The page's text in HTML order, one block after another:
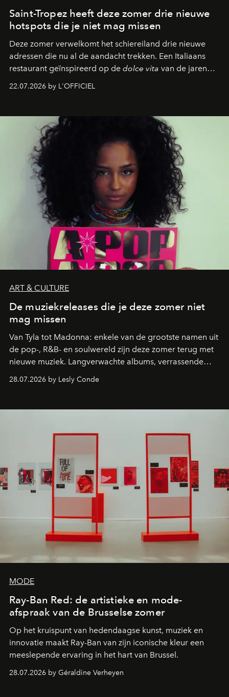
Saint-Tropez heeft deze zomer drie nieuwe
hotspots die je niet mag missen
Deze zomer verwelkomt het schiereiland drie nieuwe
adressen die nu al de aandacht trekken. Een Italiaans
restaurant geïnspireerd op de dolce vita van de jaren
zestig, een Japanse hotspot die na zonsondergang
verandert in een bruisende ontmoetingsplek en de
neerstrijkt in Saint-Tropez. Dit zijn de nieuwe adressen
die deze zomer de toon zetten, van lange lunches tot
zwoele nachten.
22.07.2026 by L'OFFICIEL
ART & CULTURE
De muziekreleases die je deze zomer niet
mag missen
Van Tyla tot Madonna: enkele van de grootste namen uit
de pop-, R&B- en soulwereld zijn deze zomer terug met
nieuwe muziek. Langverwachte albums, verrassende
comebacks en veelbelovende nieuwe projecten: dit zijn
de releases die je niet mag missen.
28.07.2026 by Lesly Conde
MODE
Ray-Ban Red: de artistieke en mode-
afspraak van de Brusselse zomer
Op het kruispunt van hedendaagse kunst, muziek en
innovatie maakt Ray-Ban van zijn iconische kleur een
meeslepende ervaring in het hart van Brussel.
28.07.2026 by Géraldine Verheyen